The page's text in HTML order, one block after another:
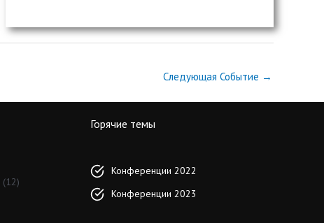
Следующая Событие →
(12)
Горячие темы
Конференции 2022
Конференции 2023